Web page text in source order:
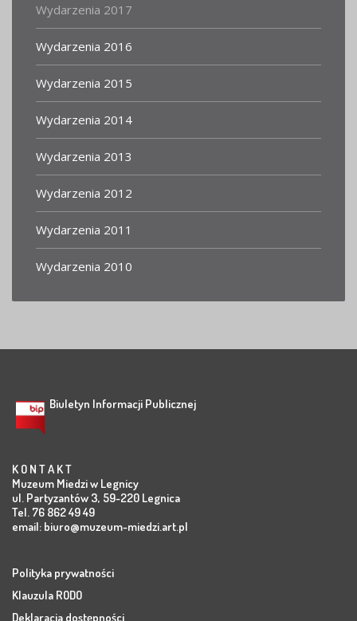
Wydarzenia 2017
Wydarzenia 2016
Wydarzenia 2015
Wydarzenia 2014
Wydarzenia 2013
Wydarzenia 2012
Wydarzenia 2011
Wydarzenia 2010
Biuletyn Informacji Publicznej
K O N T A K T
Muzeum Miedzi w Legnicy
ul. Partyzantów 3, 59-220 Legnica
Tel. 76 862 49 49
email: biuro@muzeum-miedzi.art.pl
Polityka prywatności
Klauzula RODO
Deklaracja dostępności